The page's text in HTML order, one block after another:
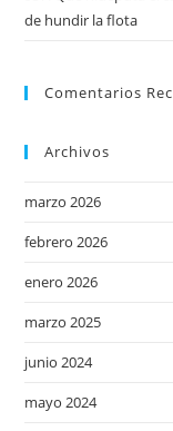
de hundir la flota
Comentarios
Archivos
marzo 2026
febrero 2026
enero 2026
marzo 2025
junio 2024
mayo 2024